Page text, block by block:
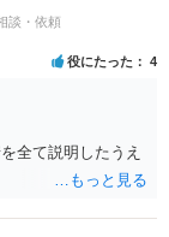
談・依頼
役にたった 4
全て説明したうえ